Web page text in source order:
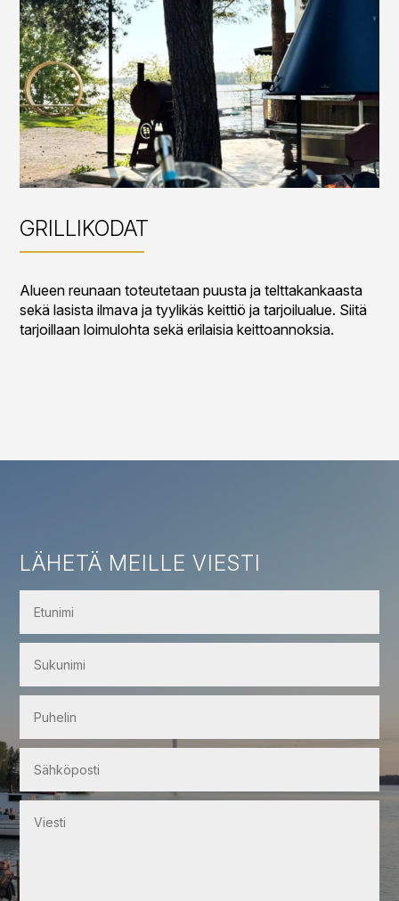
GRILLIKODAT
Alueen reunaan toteutetaan puusta ja telttakankaasta
sekä lasista ilmava ja tyylikäs keittiö ja tarjoilualue. Siitä
tarjoillaan loimulohta sekä erilaisia keittoannoksia.
LÄHETÄ MEILLE VIESTI